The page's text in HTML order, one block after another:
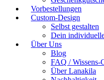
Vorbestellungen
Custom-Design
Selbst gestalten
Dein
Über Uns
Blog
FAQ / Wissens-
Über Lanakila